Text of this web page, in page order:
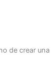
de crear una